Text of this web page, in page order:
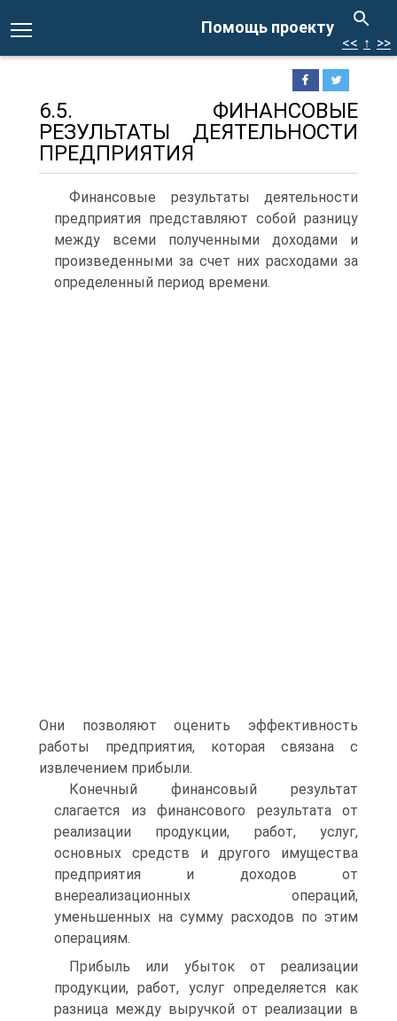
Помощь проекту
<< ↑ >>
6.5. ФИНАНСОВЫЕ
РЕЗУЛЬТАТЫ ДЕЯТЕЛЬНОСТИ
ПРЕДПРИЯТИЯ
Финансовые результаты деятельности
предприятия представляют собой разницу
между всеми полученными доходами и
произведен­ными за счет них расходами за
определенный период времени.
Они позволяют оценить эффективность
работы предприятия, которая связана с
извлечением прибыли.
Конечный финансовый результат
слагается из финансового ре­зультата от
реализации продукции, работ, услуг,
основных средств и другого имущества
предприятия и доходов от
внереализационных операций,
уменьшенных на сумму расходов по этим
операциям.
Прибыль или убыток от реализации
продукции, работ, услуг оп­ределяется как
разница между выручкой от реализации в